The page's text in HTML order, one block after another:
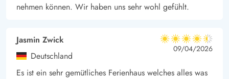
nehmen können. Wir haben uns sehr wohl gefühlt.
Jasmin Zwick
Deutschland
4.5 von 5
4.5 von 5
4.5 out of 5
09/04/2026
Es ist ein sehr gemütliches Ferienhaus welches alles was